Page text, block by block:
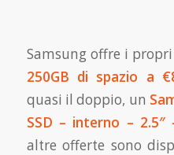
Samsung offre i
250GB di spazio a
quasi il doppio, un
SSD – interno – 2.5″
altre offerte sono